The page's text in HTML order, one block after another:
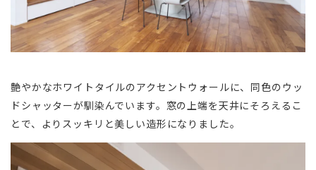
艶やかなホワイトタイルのアクセントウォールに、同色のウッ
ドシャッターが馴染んでいます。窓の上端を天井にそろえるこ
とで、よりスッキリと美しい造形になりました。